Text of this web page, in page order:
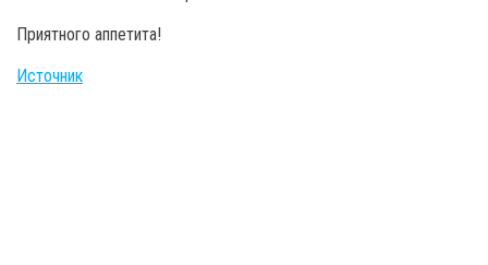
Приятного аппетита!
Источник